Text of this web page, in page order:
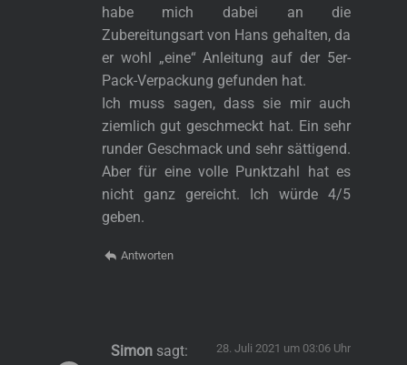
habe mich dabei an die
Zubereitungsart von Hans gehalten, da
er wohl „eine“ Anleitung auf der 5er-
Pack-Verpackung gefunden hat.
Ich muss sagen, dass sie mir auch
ziemlich gut geschmeckt hat. Ein sehr
runder Geschmack und sehr sättigend.
Aber für eine volle Punktzahl hat es
nicht ganz gereicht. Ich würde 4/5
geben.
Antworten
Simon sagt: 28. Juli 2021 um 03:06 Uhr